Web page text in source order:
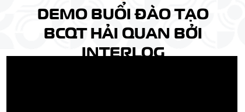
DEMO BUỔI ĐÀO TẠO
BCQT HẢI QUAN BỞI
INTERLOG